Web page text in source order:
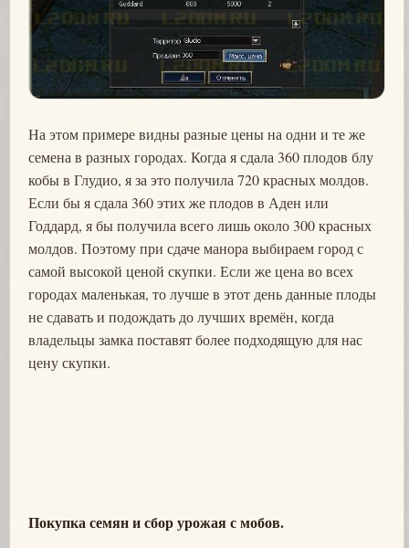
На этом примере видны разные цены на одни и те же
семена в разных городах. Когда я сдала 360 плодов блу
кобы в Глудио, я за это получила 720 красных молдов.
Если бы я сдала 360 этих же плодов в Аден или
Годдард, я бы получила всего лишь около 300 красных
молдов. Поэтому при сдаче манора выбираем город с
самой высокой ценой скупки. Если же цена во всех
городах маленькая, то лучше в этот день данные плоды
не сдавать и подождать до лучших времён, когда
владельцы замка поставят более подходящую для нас
цену скупки.
Покупка семян и сбор урожая с мобов.